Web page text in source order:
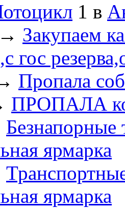
1 в
→ Закупаем
гос
Пропала
ПРОПАЛА
Безнапорные
ярмарка
ярмарка